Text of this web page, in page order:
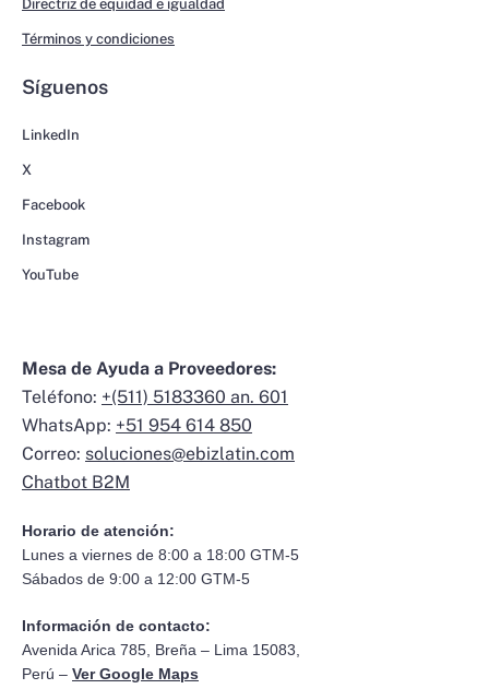
Directriz de equidad e igualdad
Términos y condiciones
Síguenos
LinkedIn
X
Facebook
Instagram
YouTube
Mesa de Ayuda a Proveedores:
Teléfono: +(511) 5183360 an. 601
WhatsApp: +51 954 614 850
Correo: soluciones@ebizlatin.com
Chatbot B2M
Horario de atención:
Lunes a viernes de 8:00 a 18:00 GTM-5
Sábados de 9:00 a 12:00 GTM-5
Información de contacto:
Avenida Arica 785, Breña – Lima 15083,
Perú – Ver Google Maps